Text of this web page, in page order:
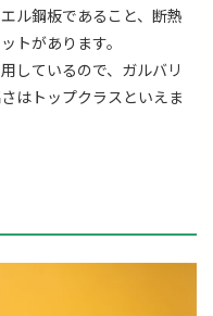
ル鋼板であること、断熱
トがあります。
しているので、ガルバリ
はトップクラスといえま